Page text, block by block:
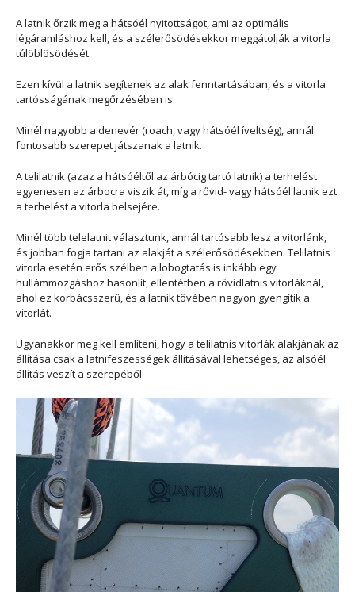
A latnik őrzik meg a hátsóél nyitottságot, ami az optimális
légáramláshoz kell, és a szélerősödésekkor meggátolják a vitorla
túlöblösödését.
Ezen kívül a latnik segítenek az alak fenntartásában, és a vitorla
tartósságának megőrzésében is.
Minél nagyobb a denevér (roach, vagy hátsóél íveltség), annál
fontosabb szerepet játszanak a latnik.
A telilatnik (azaz a hátsóéltől az árbócig tartó latnik) a terhelést
egyenesen az árbocra viszik át, míg a rővid- vagy hátsóél latnik ezt
a terhelést a vitorla belsejére.
Minél több telelatnit választunk, annál tartósabb lesz a vitorlánk,
és jobban fogja tartani az alakját a szélerősödésekben. Telilatnis
vitorla esetén erős szélben a lobogtatás is inkább egy
hullámmozgáshoz hasonlít, ellentétben a rövidlatnis vitorláknál,
ahol ez korbácsszerű, és a latnik tövében nagyon gyengítik a
vitorlát.
Ugyanakkor meg kell említeni, hogy a telilatnis vitorlák alakjának az
állítása csak a latnifeszességek állításával lehetséges, az alsóél
állítás veszít a szerepéből.